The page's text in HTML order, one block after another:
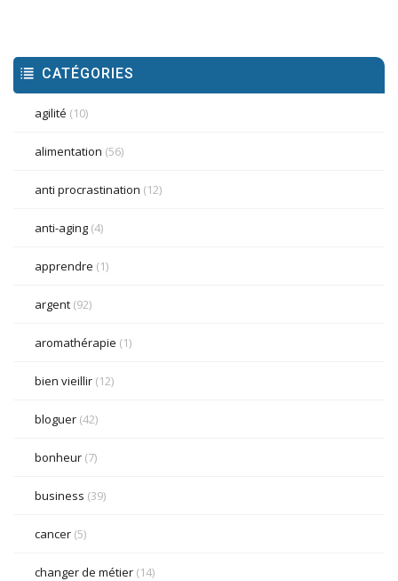
CATÉGORIES
agilité (10)
alimentation (56)
anti procrastination (12)
anti-aging (4)
apprendre (1)
argent (92)
aromathérapie (1)
bien vieillir (12)
bloguer (42)
bonheur (7)
business (39)
cancer (5)
changer de métier (14)